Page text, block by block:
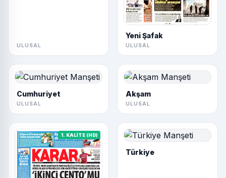
Yeni Şafak
ULUSAL
Cumhuriyet Akşam
Türkiye